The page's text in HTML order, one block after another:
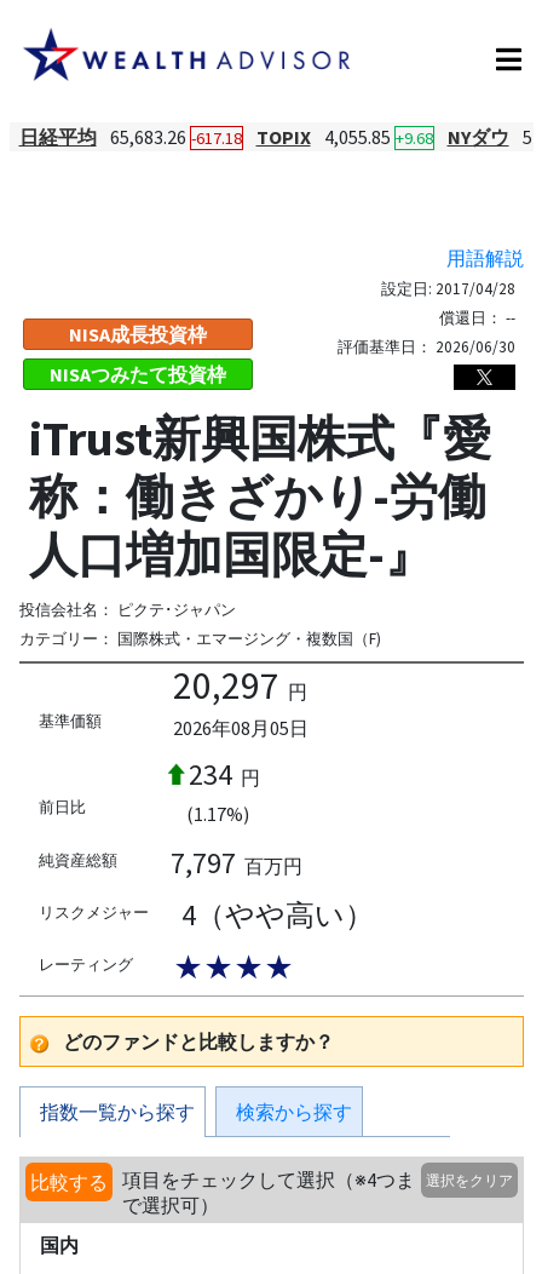
日経平均 65,683.26 -617.18 TOPIX 4,055.85 +9.68 NYダウ
用語解説
NISA成長投資枠
NISAつみたて投資枠
設定日: 2017/04/28
償還日： --
評価基準日： 2026/06/30
iTrust新興国株式『愛
称：働きざかり-労働
人口増加国限定-』
投信会社名： ピクテ･ジャパン
カテゴリー： 国際株式・エマージング・複数国（F)
基準価額
20,297 円
2026年08月05日
前日比
234 円
(1.17%)
純資産総額 7,797 百万円
リスクメジャー 4（やや高い）
レーティング ★★★★
どのファンドと比較しますか？
指数一覧から探す 検索から探す
比較する
項目をチェックして選択（※4つま
で選択可）
選択をクリア
国内